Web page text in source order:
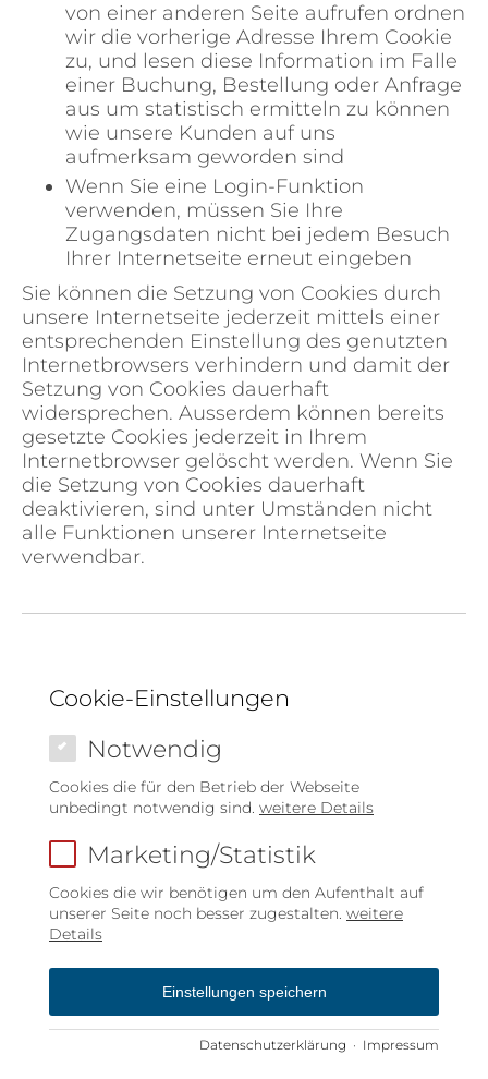
von einer anderen Seite aufrufen ordnen
wir die vorherige Adresse Ihrem Cookie
zu, und lesen diese Information im Falle
einer Buchung, Bestellung oder Anfrage
aus um statistisch ermitteln zu können
wie unsere Kunden auf uns
aufmerksam geworden sind
Wenn Sie eine Login-Funktion
verwenden, müssen Sie Ihre
Zugangsdaten nicht bei jedem Besuch
Ihrer Internetseite erneut eingeben
Sie können die Setzung von Cookies durch
unsere Internetseite jederzeit mittels einer
entsprechenden Einstellung des genutzten
Internetbrowsers verhindern und damit der
Setzung von Cookies dauerhaft
widersprechen. Ausserdem können bereits
gesetzte Cookies jederzeit in Ihrem
Internetbrowser gelöscht werden. Wenn Sie
die Setzung von Cookies dauerhaft
deaktivieren, sind unter Umständen nicht
alle Funktionen unserer Internetseite
verwendbar.
Cookie-Einstellungen
Notwendig
Cookies die für den Betrieb der Webseite
unbedingt notwendig sind. weitere Details
Marketing/Statistik
Cookies die wir benötigen um den Aufenthalt auf
unserer Seite noch besser zugestalten. weitere
Details
Einstellungen speichern
Datenschutzerklärung · Impressum